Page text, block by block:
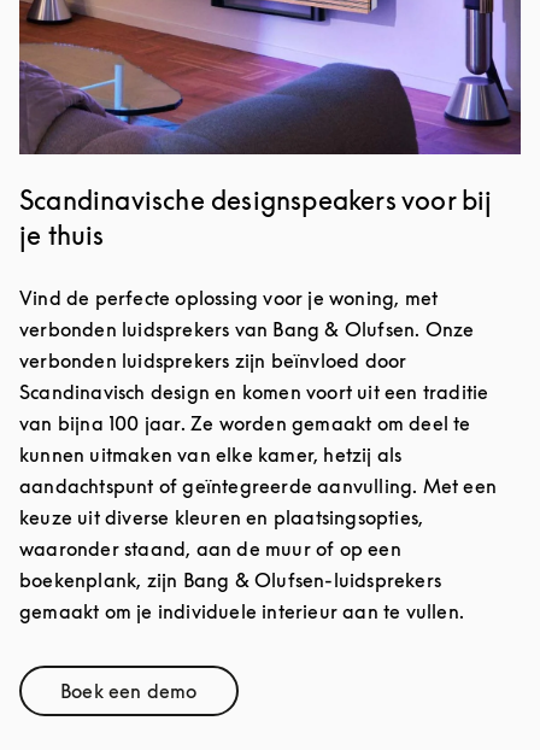
Scandinavische designspeakers voor bij
je thuis
Vind de perfecte oplossing voor je woning, met
verbonden luidsprekers van Bang & Olufsen. Onze
verbonden luidsprekers zijn beïnvloed door
Scandinavisch design en komen voort uit een traditie
van bijna 100 jaar. Ze worden gemaakt om deel te
kunnen uitmaken van elke kamer, hetzij als
aandachtspunt of geïntegreerde aanvulling. Met een
keuze uit diverse kleuren en plaatsingsopties,
waaronder staand, aan de muur of op een
boekenplank, zijn Bang & Olufsen-luidsprekers
gemaakt om je individuele interieur aan te vullen.
Boek een demoLink Opens in New Tab